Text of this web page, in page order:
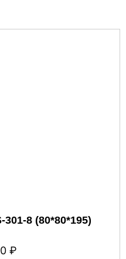
8 (80*80*195)
₽